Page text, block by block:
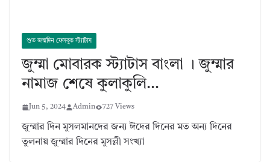
শুভ জন্মদিন ফেসবুক স্ট্যাটাস
জুম্মা মোবারক স্ট্যাটাস বাংলা । জুম্মার
নামাজ শেষে কুলাকুলি…
Jun 5, 2024 Admin 727 Views
জুম্মার দিন মুসলমানদের জন্য ঈদের দিনের মত অন্য দিনের
তুলনায় জুম্মার দিনের মুসল্লী সংখ্যা